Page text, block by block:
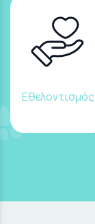
Εθελοντισμός